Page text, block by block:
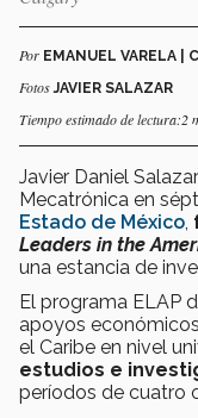
Por EMANUEL VARELA |
FotosJAVIER SALAZAR
Tiempo estimado de lectura:2
Javier Daniel
Mecatrónica en
Estado de México
Leaders in the
una estancia de
El programa ELAP
apoyos
el Caribe en nivel
estudios e
períodos de cuatro